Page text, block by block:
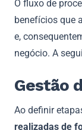
O fluxo de
benefícios que
e,
negócio. A
Gestão
Ao definir
realizadas de